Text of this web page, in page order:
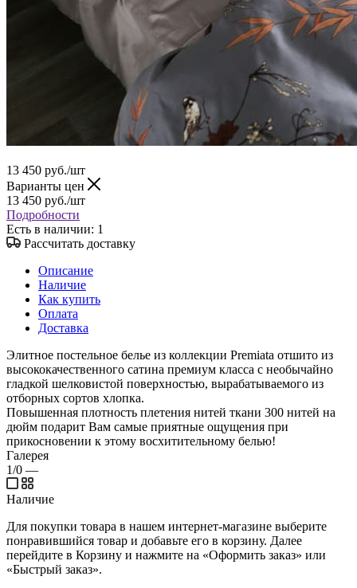
13 450 руб./шт
Варианты цен
13 450 руб./шт
Подробности
Есть в наличии: 1
Рассчитать доставку
Описание
Наличие
Как купить
Оплата
Доставка
Элитное постельное белье из коллекции Premiata отшито из
высококачественного сатина премиум класса с необычайно
гладкой шелковистой поверхностью, вырабатываемого из
отборных сортов хлопка.
Повышенная плотность плетения нитей ткани 300 нитей на
дюйм подарит Вам самые приятные ощущения при
прикосновении к этому восхитительному белью!
Галерея
1/0 —
Наличие
Для покупки товара в нашем интернет-магазине выберите
понравившийся товар и добавьте его в корзину. Далее
перейдите в Корзину и нажмите на «Оформить заказ» или
«Быстрый заказ».